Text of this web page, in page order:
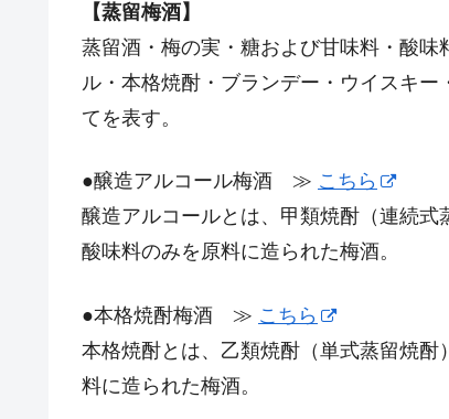
【蒸留梅酒】
蒸留酒・梅の実・糖および甘味料・酸
ル・本格焼酎・ブランデー・ウイスキ
てを表す。
●醸造アルコール梅酒 ≫ こちら
醸造アルコールとは、甲類焼酎（連続式
酸味料のみを原料に造られた梅酒。
●本格焼酎梅酒 ≫ こちら
本格焼酎とは、乙類焼酎（単式蒸留焼
料に造られた梅酒。